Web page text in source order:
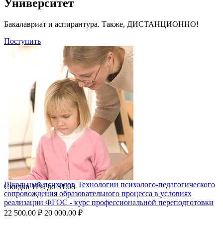
Университет
Бакалавриат и аспирантура. Также, ДИСТАНЦИОННО!
Поступить
Скидка11%до31.08
Школьный психолог. Технологии психолого-педагогического
сопровождения образовательного процесса в условиях
реализации ФГОС - курс профессиональной переподготовки
22 500.00 ₽ 20 000.00 ₽